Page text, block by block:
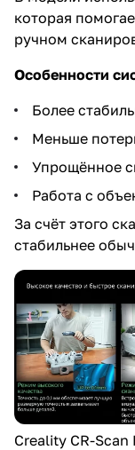
которая
ручном
Особенности
Более
Меньше
Упрощённое
Работа с
За счёт этого
стабильнее
Creality CR-